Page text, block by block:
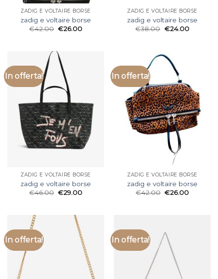
ZADIG E VOLTAIRE BORSE
zadig e voltaire borse
€42.00 €26.00
ZADIG E VOLTAIRE BORSE
zadig e voltaire borse
€38.00 €24.00
In offerta!
ZADIG E VOLTAIRE BORSE
zadig e voltaire borse
€46.00 €29.00
In offerta!
ZADIG E VOLTAIRE BORSE
zadig e voltaire borse
€42.00 €26.00
In offerta! In offerta!